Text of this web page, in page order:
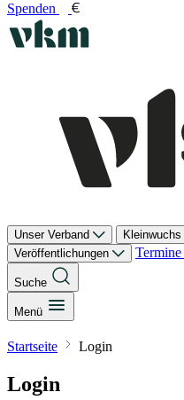
Spenden
Unser Verband Kleinwuchs
Veröffentlichungen
Termine
Suche
Menü
Startseite Login
Login